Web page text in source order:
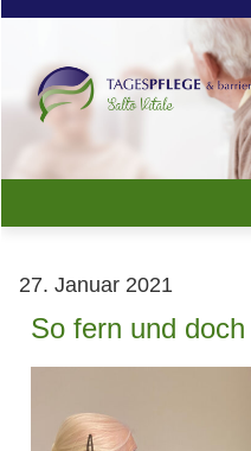
27. Januar 2021
So fern und